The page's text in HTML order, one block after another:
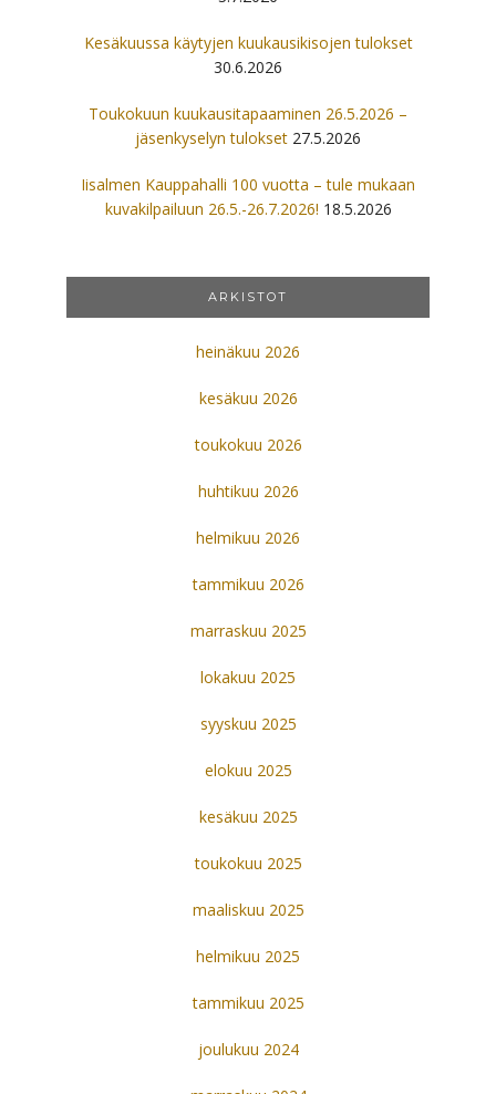
Kesäkuussa käytyjen kuukausikisojen tulokset
30.6.2026
Toukokuun kuukausitapaaminen 26.5.2026 –
jäsenkyselyn tulokset 27.5.2026
Iisalmen Kauppahalli 100 vuotta – tule mukaan
kuvakilpailuun 26.5.-26.7.2026! 18.5.2026
ARKISTOT
heinäkuu 2026
kesäkuu 2026
toukokuu 2026
huhtikuu 2026
helmikuu 2026
tammikuu 2026
marraskuu 2025
lokakuu 2025
syyskuu 2025
elokuu 2025
kesäkuu 2025
toukokuu 2025
maaliskuu 2025
helmikuu 2025
tammikuu 2025
joulukuu 2024